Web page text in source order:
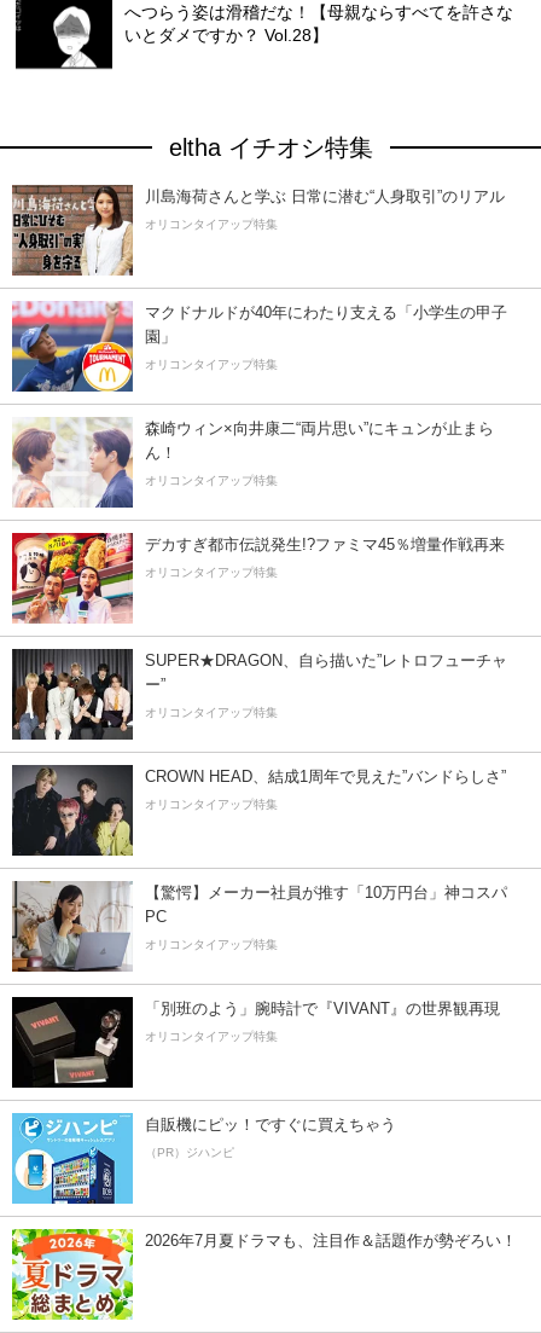
へつらう姿は滑稽だな！【母親ならすべてを許さな
いとダメですか？ Vol.28】
eltha イチオシ特集
川島海荷さんと学ぶ 日常に潜む“人身取引”のリアル
オリコンタイアップ特集
マクドナルドが40年にわたり支える「小学生の甲子
園」
オリコンタイアップ特集
森崎ウィン×向井康二“両片思い”にキュンが止まら
ん！
オリコンタイアップ特集
デカすぎ都市伝説発生!?ファミマ45％増量作戦再来
オリコンタイアップ特集
SUPER★DRAGON、自ら描いた”レトロフューチャ
ー”
オリコンタイアップ特集
CROWN HEAD、結成1周年で見えた”バンドらしさ”
オリコンタイアップ特集
【驚愕】メーカー社員が推す「10万円台」神コスパ
PC
オリコンタイアップ特集
「別班のよう」腕時計で『VIVANT』の世界観再現
オリコンタイアップ特集
自販機にピッ！ですぐに買えちゃう
（PR）ジハンピ
2026年7月夏ドラマも、注目作＆話題作が勢ぞろい！